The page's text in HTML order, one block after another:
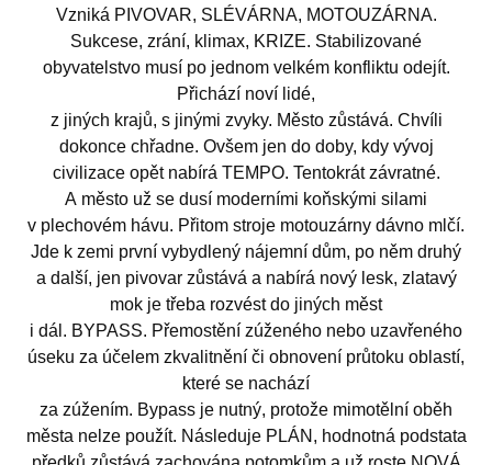
Vzniká PIVOVAR, SLÉVÁRNA, MOTOUZÁRNA.
Sukcese, zrání, klimax, KRIZE. Stabilizované
obyvatelstvo musí po jednom velkém konfliktu odejít.
Přichází noví lidé,
z jiných krajů, s jinými zvyky. Město zůstává. Chvíli
dokonce chřadne. Ovšem jen do doby, kdy vývoj
civilizace opět nabírá TEMPO. Tentokrát závratné.
A město už se dusí moderními koňskými silami
v plechovém hávu. Přitom stroje motouzárny dávno mlčí.
Jde k zemi první vybydlený nájemní dům, po něm druhý
a další, jen pivovar zůstává a nabírá nový lesk, zlatavý
mok je třeba rozvést do jiných měst
i dál. BYPASS. Přemostění zúženého nebo uzavřeného
úseku za účelem zkvalitnění či obnovení průtoku oblastí,
které se nachází
za zúžením. Bypass je nutný, protože mimotělní oběh
města nelze použít. Následuje PLÁN, hodnotná podstata